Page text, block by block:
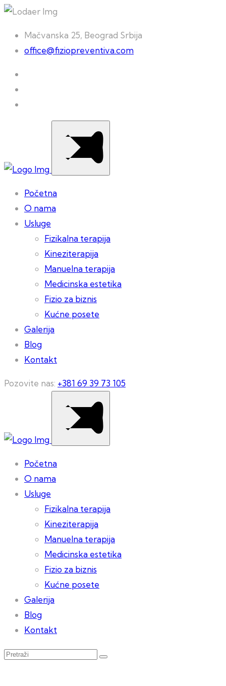
Mačvanska 25, Beograd Srbija
office@fiziopreventiva.com
Početna
O nama
Usluge
Fizikalna terapija
Kineziterapija
Manuelna terapija
Medicinska estetika
Fizio za biznis
Kućne posete
Galerija
Blog
Kontakt
Pozovite nas: +381 69 39 73 105
Početna
O nama
Usluge
Fizikalna terapija
Kineziterapija
Manuelna terapija
Medicinska estetika
Fizio za biznis
Kućne posete
Galerija
Blog
Kontakt